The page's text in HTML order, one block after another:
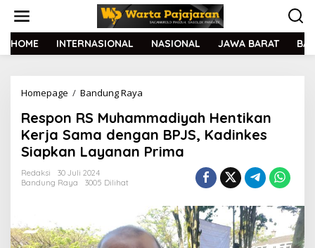
t
HOME INTERNASIONAL NASIONAL JAWA BARAT
Homepage / Bandung Raya
s
p
o
n
h
a
m
Respon RS Muhammadiyah Hentikan
Kerja Sama dengan BPJS, Kadinkes
Siapkan Layanan Prima
Redaksi
30 Juli 2024
Bandung Raya
3005 Dilihat